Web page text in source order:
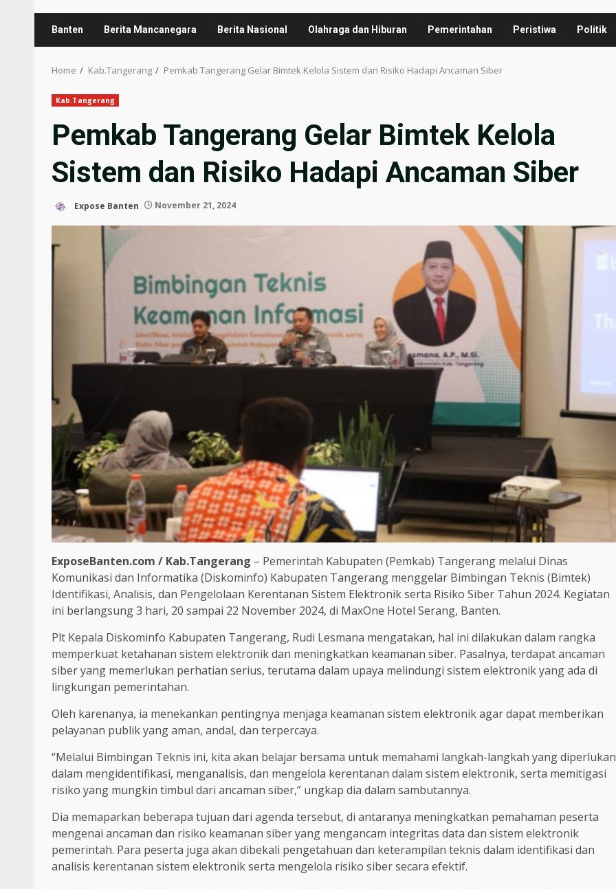
Banten Berita Mancanegara Berita Nasional Olahraga dan Hiburan Pemerintahan Peristiwa Politik
Home Kab.Tangerang Pemkab Tangerang Gelar Bimtek Kelola Sistem dan Risiko Hadapi Ancaman Siber
Kab.Tangerang
Pemkab Tangerang Gelar Bimtek Kelola
Sistem dan Risiko Hadapi Ancaman Siber
Expose Banten November 21, 2024
ExposeBanten.com / Kab.Tangerang – Pemerintah Kabupaten (Pemkab) Tangerang melalui Dinas
Komunikasi dan Informatika (Diskominfo) Kabupaten Tangerang menggelar Bimbingan Teknis (Bimtek)
Identifikasi, Analisis, dan Pengelolaan Kerentanan Sistem Elektronik serta Risiko Siber Tahun 2024. Kegiatan
ini berlangsung 3 hari, 20 sampai 22 November 2024, di MaxOne Hotel Serang, Banten.
Plt Kepala Diskominfo Kabupaten Tangerang, Rudi Lesmana mengatakan, hal ini dilakukan dalam rangka
memperkuat ketahanan sistem elektronik dan meningkatkan keamanan siber. Pasalnya, terdapat ancaman
siber yang memerlukan perhatian serius, terutama dalam upaya melindungi sistem elektronik yang ada di
lingkungan pemerintahan.
Oleh karenanya, ia menekankan pentingnya menjaga keamanan sistem elektronik agar dapat memberikan
pelayanan publik yang aman, andal, dan terpercaya.
“Melalui Bimbingan Teknis ini, kita akan belajar bersama untuk memahami langkah-langkah yang diperlukan
dalam mengidentifikasi, menganalisis, dan mengelola kerentanan dalam sistem elektronik, serta memitigasi
risiko yang mungkin timbul dari ancaman siber,” ungkap dia dalam sambutannya.
Dia memaparkan beberapa tujuan dari agenda tersebut, di antaranya meningkatkan pemahaman peserta
mengenai ancaman dan risiko keamanan siber yang mengancam integritas data dan sistem elektronik
pemerintah. Para peserta juga akan dibekali pengetahuan dan keterampilan teknis dalam identifikasi dan
analisis kerentanan sistem elektronik serta mengelola risiko siber secara efektif.